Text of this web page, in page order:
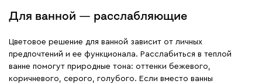
Для ванной — расслабляющие
Цветовое решение для ванной зависит от личных
предпочтений и ее функционала. Расслабиться в теплой
ванне помогут природные тона: оттенки бежевого,
коричневого, серого, голубого. Если вместо ванны